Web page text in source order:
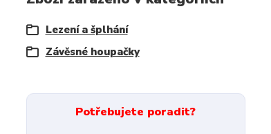
Lezení a šplhání
Závěsné houpačky
Potřebujete poradit?